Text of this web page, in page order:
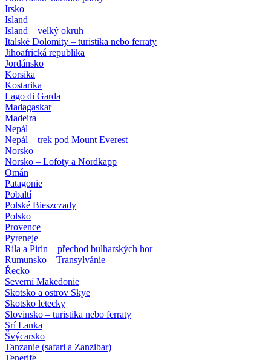
Irsko
Island
Island – velký okruh
Italské Dolomity – turistika nebo ferraty
Jihoafrická republika
Jordánsko
Korsika
Kostarika
Lago di Garda
Madagaskar
Madeira
Nepál
Nepál – trek pod Mount Everest
Norsko
Norsko – Lofoty a Nordkapp
Omán
Patagonie
Pobaltí
Polské Bieszczady
Polsko
Provence
Pyreneje
Rila a Pirin – přechod bulharských hor
Rumunsko – Transylvánie
Řecko
Severní Makedonie
Skotsko a ostrov Skye
Skotsko letecky
Slovinsko – turistika nebo ferraty
Srí Lanka
Švýcarsko
Tanzanie (safari a Zanzibar)
Tenerife